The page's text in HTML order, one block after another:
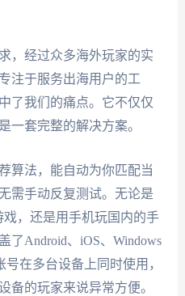
，经过众多海外玩家的实
注于服务出海用户的工
了我们的痛点。它不仅仅
一套完整的解决方案。
算法，能自动为你匹配当
需手动反复测试。无论是
戏，还是用手机玩国内的手
了Android、iOS、Windows
在多台设备上同时使用，
备的玩家来说异常方便。